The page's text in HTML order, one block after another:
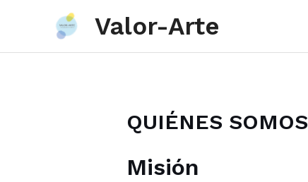
Valor-Arte
QUIÉNES SOMOS
Misión